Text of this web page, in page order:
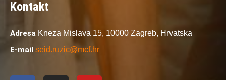
Kontakt
Adresa Kneza Mislava 15, 10000 Zagreb, Hrvatska
E-mail seid.ruzic@mcf.hr